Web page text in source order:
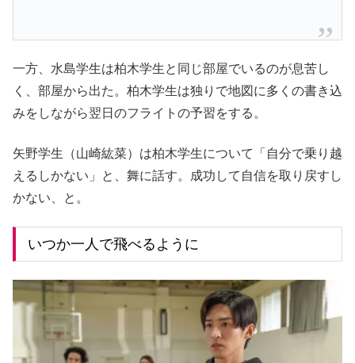
一方、水島学生は柏木学生と同じ部屋でいるのが息苦し
く、部屋から出た。柏木学生は独りで地図に多くの書き込
みをしながら翌日のフライトの予習をする。
矢野学生（山崎紘菜）は柏木学生について「自分で乗り越
えるしかない」と、舞に話す。成功して自信を取り戻すし
かない、と。
いつか一人で飛べるように